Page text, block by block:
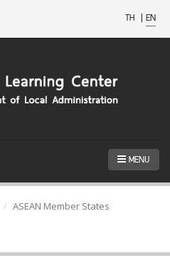
TH | EN
MENU
ASEAN Member States